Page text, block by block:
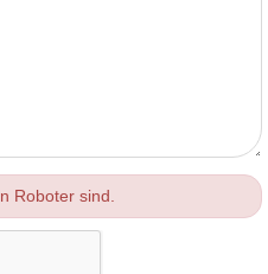
Roboter sind.